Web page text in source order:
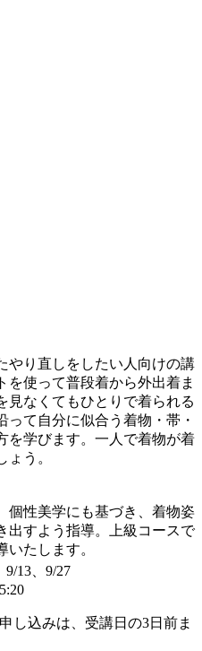
り直しをしたい人向けの講
を使って普段着から外出着ま
見なくてもひとりで着られる
って自分に似合う着物・帯・
を学びます。一人で着物が着
う。
個性美学にも基づき、着物姿
出すよう指導。上級コースで
たします。
9/13、9/27
し込みは、受講日の3日前ま